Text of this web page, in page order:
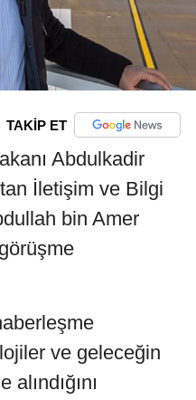
TAKİP ET
Abdulkadir
İletişim ve Bilgi
bin Amer
ve geleceğin